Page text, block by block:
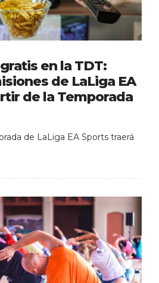
en la TDT:
de LaLiga EA
de la Temporada
de LaLiga EA Sports traerá